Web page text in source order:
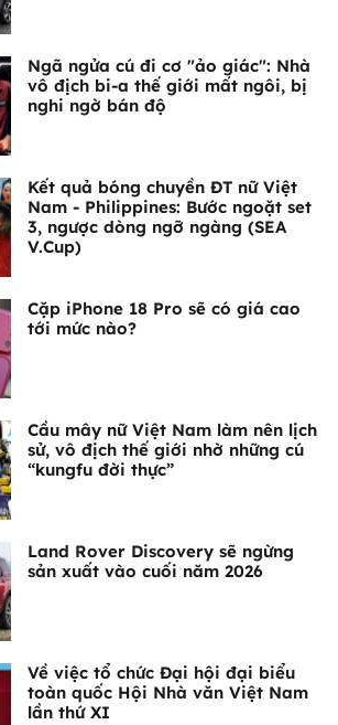
Ngã ngửa cú đi cơ "ảo giác": Nhà
vô địch bi-a thế giới mất ngôi, bị
nghi ngờ bán độ
Kết quả bóng chuyền ĐT nữ Việt
Nam - Philippines: Bước ngoặt set
3, ngược dòng ngỡ ngàng (SEA
V.Cup)
Cặp iPhone 18 Pro sẽ có giá cao
tới mức nào?
Cầu mây nữ Việt Nam làm nên lịch
sử, vô địch thế giới nhờ những cú
“kungfu đời thực”
Land Rover Discovery sẽ ngừng
sản xuất vào cuối năm 2026
Về việc tổ chức Đại hội đại biểu
toàn quốc Hội Nhà văn Việt Nam
lần thứ XI